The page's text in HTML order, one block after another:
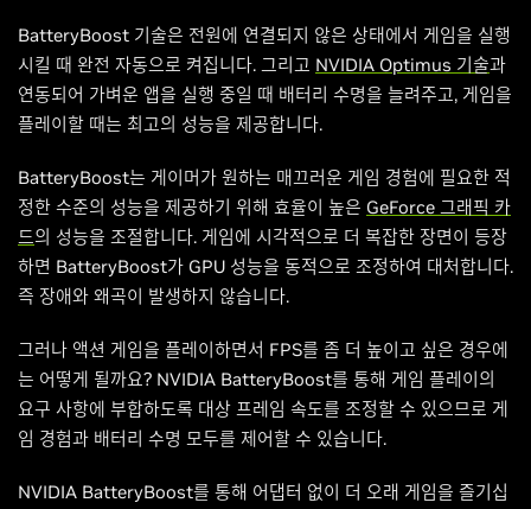
BatteryBoost 기술은 전원에 연결되지 않은 상태에서 게임을 실행
시킬 때 완전 자동으로 켜집니다. 그리고 NVIDIA Optimus 기술과
연동되어 가벼운 앱을 실행 중일 때 배터리 수명을 늘려주고, 게임을
플레이할 때는 최고의 성능을 제공합니다.
BatteryBoost는 게이머가 원하는 매끄러운 게임 경험에 필요한 적
정한 수준의 성능을 제공하기 위해 효율이 높은 GeForce 그래픽 카
드의 성능을 조절합니다. 게임에 시각적으로 더 복잡한 장면이 등장
하면 BatteryBoost가 GPU 성능을 동적으로 조정하여 대처합니다.
즉 장애와 왜곡이 발생하지 않습니다.
그러나 액션 게임을 플레이하면서 FPS를 좀 더 높이고 싶은 경우에
는 어떻게 될까요? NVIDIA BatteryBoost를 통해 게임 플레이의
요구 사항에 부합하도록 대상 프레임 속도를 조정할 수 있으므로 게
임 경험과 배터리 수명 모두를 제어할 수 있습니다.
NVIDIA BatteryBoost를 통해 어댑터 없이 더 오래 게임을 즐기십